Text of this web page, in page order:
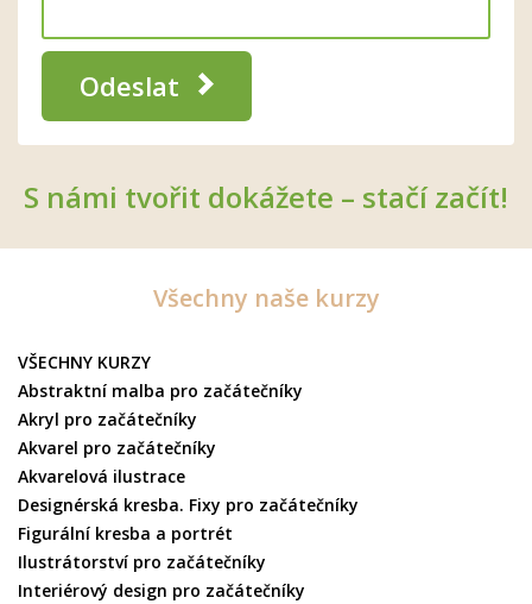
Odeslat
S námi tvořit dokážete – stačí začít!
Všechny naše kurzy
VŠECHNY KURZY
Abstraktní malba pro začátečníky
Akryl pro začátečníky
Akvarel pro začátečníky
Akvarelová ilustrace
Designérská kresba. Fixy pro začátečníky
Figurální kresba a portrét
Ilustrátorství pro začátečníky
Interiérový design pro začátečníky